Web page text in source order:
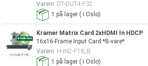
Varenr DT-OUT4-F32
1 på lager ( i Oslo)
Kramer Matrix Card 2xHDMI In HDCP
16x16-Frame Input Card *B-vare*
Varenr H-IN2-F16_B
1 på lager ( i Oslo)